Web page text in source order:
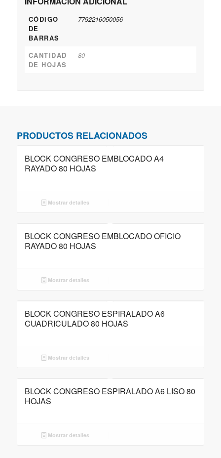
CÓDIGO
DE
BARRAS
7792216050056
CANTIDAD
DE HOJAS
80
PRODUCTOS RELACIONADOS
BLOCK CONGRESO EMBLOCADO A4
RAYADO 80 HOJAS
Mostrar detalles
BLOCK CONGRESO EMBLOCADO OFICIO
RAYADO 80 HOJAS
Mostrar detalles
BLOCK CONGRESO ESPIRALADO A6
CUADRICULADO 80 HOJAS
Mostrar detalles
BLOCK CONGRESO ESPIRALADO A6 LISO 80
HOJAS
Mostrar detalles